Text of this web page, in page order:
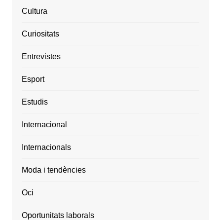
Cultura
Curiositats
Entrevistes
Esport
Estudis
Internacional
Internacionals
Moda i tendències
Oci
Oportunitats laborals